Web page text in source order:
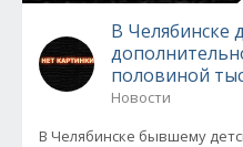
В Челябинске
половиной
Новости
В Челябинске бывшему